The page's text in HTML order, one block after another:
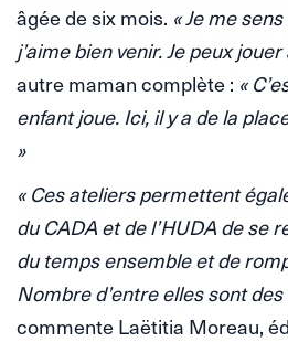
âgée de six mois. « Je me
j’aime bien venir. Je peux
autre maman complète : «
enfant joue. Ici, il y a de la
»
« Ces ateliers permettent
du CADA et de l’HUDA de se
du temps ensemble et de
Nombre d’entre elles sont
commente Laëtitia Moreau,